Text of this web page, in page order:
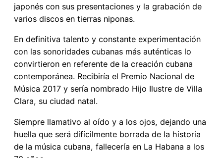
japonés con sus presentaciones y la grabación de
varios discos en tierras niponas.
En definitiva talento y constante experimentación
con las sonoridades cubanas más auténticas lo
convirtieron en referente de la creación cubana
contemporánea. Recibiría el Premio Nacional de
Música 2017 y sería nombrado Hijo Ilustre de Villa
Clara, su ciudad natal.
Siempre llamativo al oído y a los ojos, dejando una
huella que será difícilmente borrada de la historia
de la música cubana, fallecería en La Habana a los